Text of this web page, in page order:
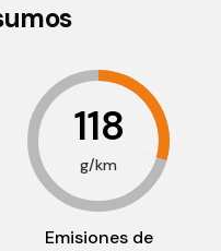
118
g/km
Emisiones de